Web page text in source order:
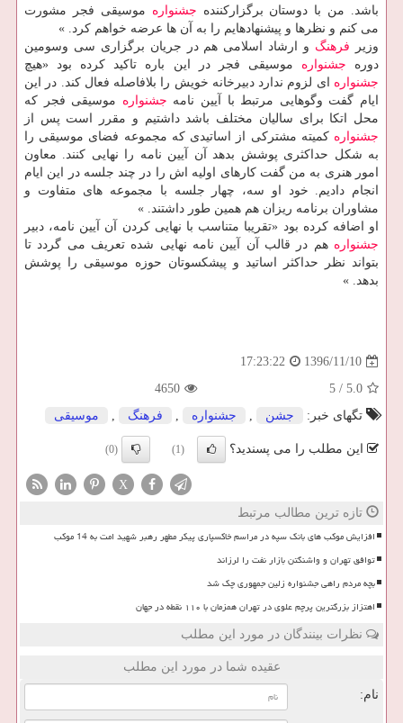
باشد. من با دوستان برگزاركننده جشنواره موسیقی فجر مشورت
می كنم و نظرها و پیشنهادهایم را به آن ها عرضه خواهم كرد. »
وزیر فرهنگ و ارشاد اسلامی هم در جریان برگزاری سی وسومین
دوره جشنواره موسیقی فجر در این باره تاكید كرده بود «هیچ
جشنواره ای لزوم ندارد دبیرخانه خویش را بلافاصله فعال كند. در این
ایام گفت وگوهایی مرتبط با آیین نامه جشنواره موسیقی فجر كه
محل اتكا برای سالیان مختلف باشد داشتیم و مقرر است پس از
جشنواره كمیته مشتركی از اساتیدی كه مجموعه فضای موسیقی را
به شكل حداكثری پوشش بدهد آن آیین نامه را نهایی كنند. معاون
امور هنری به من گفت كارهای اولیه اش را در چند جلسه در این ایام
انجام دادیم. خود او سه، چهار جلسه با مجموعه های متفاوت و
مشاوران برنامه ریزان هم همین طور داشتند. »
او اضافه كرده بود «تقریبا متناسب با نهایی كردن آن آیین نامه، دبیر
جشنواره هم در قالب آن آیین نامه نهایی شده تعریف می گردد تا
بتواند نظر حداكثر اساتید و پیشكسوتان حوزه موسیقی را پوشش
بدهد. »
1396/11/10
17:23:22
5.0
/
5
4650
تگهای خبر:
جشن , جشنواره , فرهنگ , موسیقی
این مطلب را می پسندید؟ (1)
(0)
X
تازه ترین مطالب مرتبط
افزایش موکب های بانک سپه در مراسم خاکسپاری پیکر مطهر رهبر شهید امت به 14 موکب
توافق تهران و واشنگتن بازار نفت را لرزاند
بچه مردم راهی جشنواره زلین جمهوری چک شد
اهتزاز بزرگترین پرچم علوی در تهران همزمان با ۱۱۰ نقطه در جهان
نظرات بینندگان در مورد این مطلب
عقیده شما در مورد این مطلب
نام: